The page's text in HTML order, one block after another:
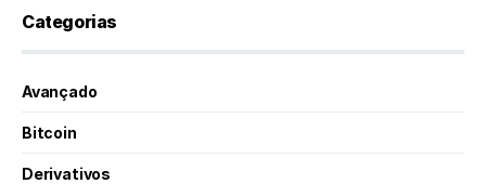
Categorias
Avançado
Bitcoin
Derivativos